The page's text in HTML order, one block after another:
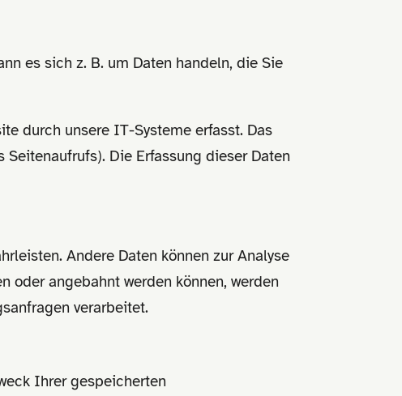
es sich z. B. um Daten handeln, die Sie
durch unsere IT-Systeme erfasst. Das
Die Erfassung dieser Daten
Andere Daten können zur Analyse
oder angebahnt werden können, werden
verarbeitet.
Ihrer gespeicherten